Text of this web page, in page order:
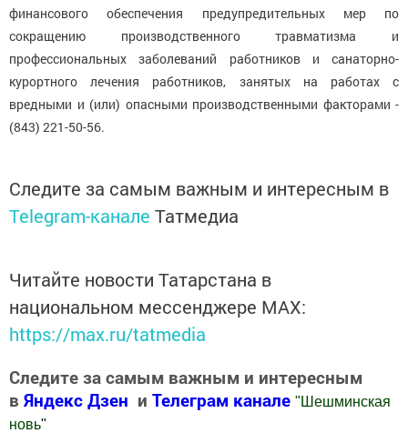
финансового обеспечения предупредительных мер по
сокращению производственного травматизма и
профессиональных заболеваний работников и санаторно-
курортного лечения работников, занятых на работах с
вредными и (или) опасными производственными факторами -
(843) 221-50-56.
Следите за самым важным и интересным в
Telegram-канале Татмедиа
Читайте новости Татарстана в
национальном мессенджере MАХ:
https://max.ru/tatmedia
Следите за самым важным и интересным
в Яндекс Дзен и Телеграм канале " Шешминская
новь"